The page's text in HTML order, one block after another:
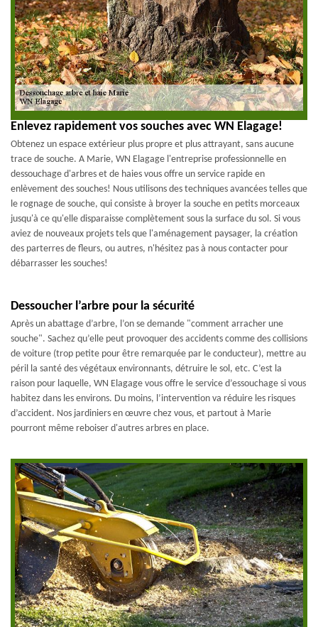
Enlevez rapidement vos souches avec WN Elagage!
Obtenez un espace extérieur plus propre et plus attrayant, sans aucune
trace de souche. A Marie, WN Elagage l'entreprise professionnelle en
dessouchage d'arbres et de haies vous offre un service rapide en
enlèvement des souches! Nous utilisons des techniques avancées telles que
le rognage de souche, qui consiste à broyer la souche en petits morceaux
jusqu'à ce qu'elle disparaisse complètement sous la surface du sol. Si vous
aviez de nouveaux projets tels que l'aménagement paysager, la création
des parterres de fleurs, ou autres, n'hésitez pas à nous contacter pour
débarrasser les souches!
Dessoucher l’arbre pour la sécurité
Après un abattage d’arbre, l’on se demande "comment arracher une
souche". Sachez qu’elle peut provoquer des accidents comme des collisions
de voiture (trop petite pour être remarquée par le conducteur), mettre au
péril la santé des végétaux environnants, détruire le sol, etc. C’est la
raison pour laquelle, WN Elagage vous offre le service d’essouchage si vous
habitez dans les environs. Du moins, l’intervention va réduire les risques
d’accident. Nos jardiniers en œuvre chez vous, et partout à Marie
pourront même reboiser d'autres arbres en place.